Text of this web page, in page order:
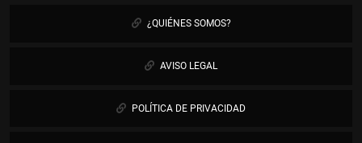
¿QUIÉNES SOMOS?
AVISO LEGAL
POLÍTICA DE PRIVACIDAD